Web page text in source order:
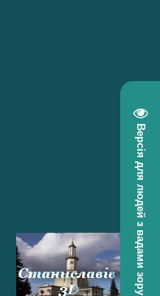
Версія для людей з вадами зору